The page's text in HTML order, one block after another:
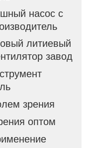
насос с
литиевый
завод
зрения
оптом